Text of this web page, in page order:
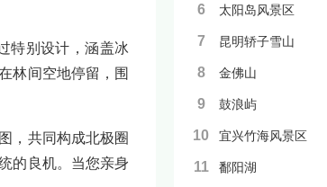
特别设计，涵盖冰
林间空地停留，围
，共同构成北极圈
的良机。当您亲身
6 太阳岛风景区
7 昆明轿子雪山
8 金佛山
9 鼓浪屿
10 宜兴竹海风景区
11 鄱阳湖